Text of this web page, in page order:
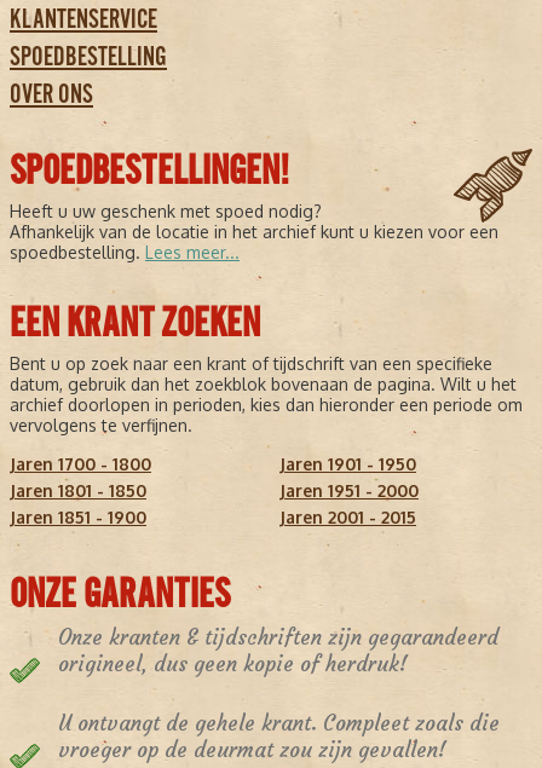
KLANTENSERVICE
SPOEDBESTELLING
OVER ONS
SPOEDBESTELLINGEN!
Heeft u uw geschenk met spoed nodig?
Afhankelijk van de locatie in het archief kunt u kiezen voor een
spoedbestelling. Lees meer...
EEN KRANT ZOEKEN
Bent u op zoek naar een krant of tijdschrift van een specifieke
datum, gebruik dan het zoekblok bovenaan de pagina. Wilt u het
archief doorlopen in perioden, kies dan hieronder een periode om
vervolgens te verfijnen.
Jaren 1700 - 1800
Jaren 1801 - 1850
Jaren 1851 - 1900
Jaren 1901 - 1950
Jaren 1951 - 2000
Jaren 2001 - 2015
ONZE GARANTIES
Onze kranten & tijdschriften zijn gegarandeerd
origineel, dus geen kopie of herdruk!
U ontvangt de gehele krant. Compleet zoals die
vroeger op de deurmat zou zijn gevallen!